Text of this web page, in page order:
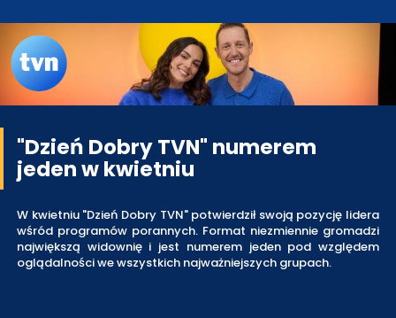
"Dzień Dobry TVN" numerem
jeden w kwietniu
W kwietniu "Dzień Dobry TVN" potwierdził swoją pozycję lidera
wśród programów porannych. Format niezmiennie gromadzi
największą widownię i jest numerem jeden pod względem
oglądalności we wszystkich najważniejszych grupach.